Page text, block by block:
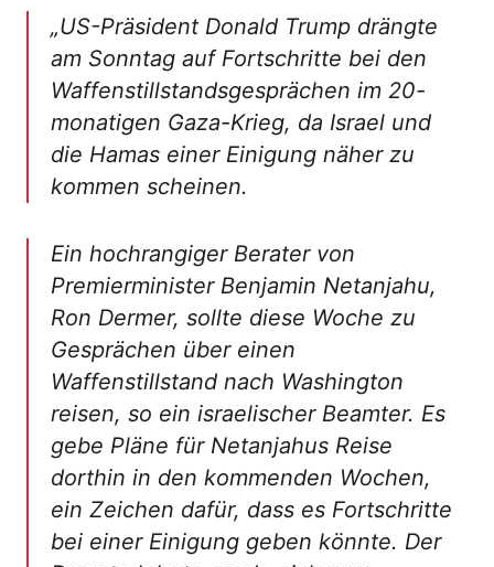
„US-Präsident Donald Trump drängte
am Sonntag auf Fortschritte bei den
Waffenstillstandsgesprächen im 20-
monatigen Gaza-Krieg, da Israel und
die Hamas einer Einigung näher zu
kommen scheinen.
Ein hochrangiger Berater von
Premierminister Benjamin Netanjahu,
Ron Dermer, sollte diese Woche zu
Gesprächen über einen
Waffenstillstand nach Washington
reisen, so ein israelischer Beamter. Es
gebe Pläne für Netanjahus Reise
dorthin in den kommenden Wochen,
ein Zeichen dafür, dass es Fortschritte
bei einer Einigung geben könnte. Der